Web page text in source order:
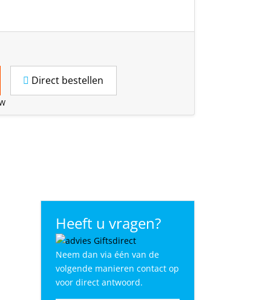
Direct bestellen
Heeft u vragen?
Neem dan via één van de
volgende manieren contact op
voor direct antwoord.